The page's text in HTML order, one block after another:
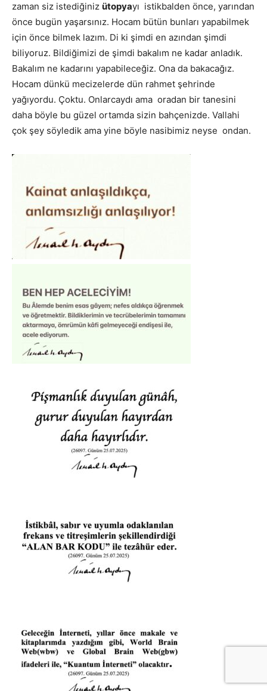
zaman siz istediğiniz ütopyayı istikbalden önce, yarından
önce bugün yaşarsınız. Hocam bütün bunları yapabilmek
için önce bilmek lazım. Di ki şimdi en azından şimdi
biliyoruz. Bildiğimizi de şimdi bakalım ne kadar anladık.
Bakalım ne kadarını yapabileceğiz. Ona da bakacağız.
Hocam dünkü mecizelerde dün rahmet şehrinde
yağıyordu. Çoktu. Onlarcaydı ama oradan bir tanesini
daha böyle bu güzel ortamda sizin bahçenizde. Vallahi
çok şey söyledik ama yine böyle nasibimiz neyse ondan.